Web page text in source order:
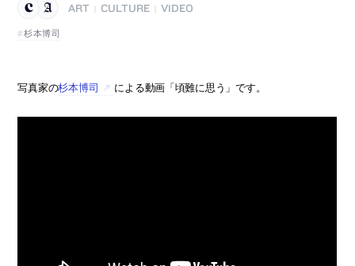
ART CULTURE
VIDEO
杉本博司
写真家の杉本博司 による動画「頃難に思う」です。